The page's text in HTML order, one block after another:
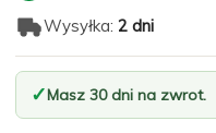
Wysyłka: 2 dni
Masz 30 dni na zwrot.